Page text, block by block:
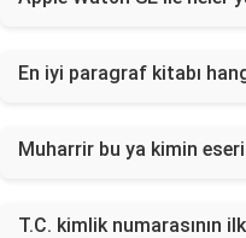
En iyi paragraf kitabı
Muharrir bu ya kimin
T.C. kimlik numarasının